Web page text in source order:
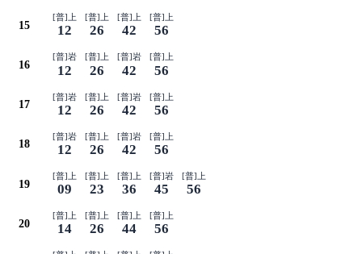
15
[普]上
12
[普]上
26
[普]上
42
[普]上
56
16
[普]岩
12
[普]上
26
[普]岩
42
[普]上
56
17
[普]岩
12
[普]上
26
[普]岩
42
[普]上
56
18
[普]岩
12
[普]上
26
[普]岩
42
[普]上
56
19
[普]上
09
[普]上
23
[普]上
36
[普]岩
45
[普]上
56
20
[普]上
14
[普]上
26
[普]上
44
[普]上
56